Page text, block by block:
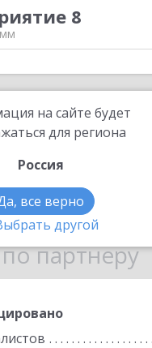
8
на сайте будет
для региона
Россия
все верно
другой
Москва г,
(495) 565-3450
партнеру